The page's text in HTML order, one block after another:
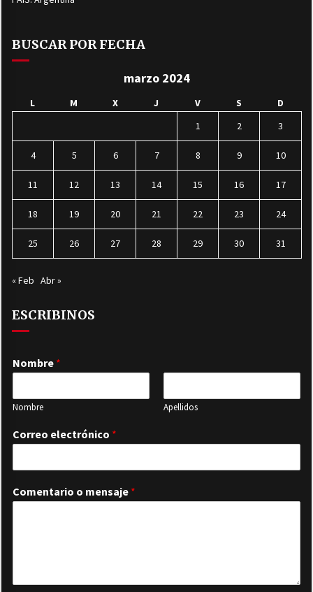
BUSCAR POR FECHA
marzo 2024
L M X J V S
D
1
2 3
4 5 6 7 8 9 10
11 12 13 14 15 16 17
18 19 20 21 22 23 24
25 26 27 28 29 30 31
« Feb Abr »
ESCRIBINOS
Nombre *
Nombre Apellidos
Correo electrónico *
Comentario o mensaje *